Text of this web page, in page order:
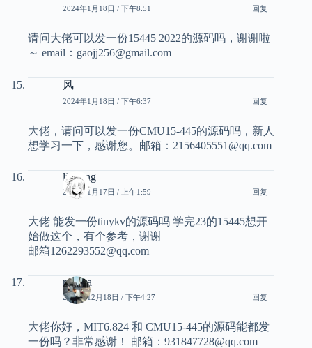
2024年1月18日 / 下午8:51 回复
请问大佬可以发一份15445 2022的源码吗，谢谢啦
～ email：gaojj256@gmail.com
风
2024年1月18日 / 下午6:37 回复
大佬，请问可以发一份CMU15-445的源码吗，新人
想学习一下，感谢您。邮箱：2156405551@qq.com
liyilong
2024年1月17日 / 上午1:59 回复
大佬 能发一份tinykv的源码吗 学完23的15445想开
始做这个，有个参考，谢谢
邮箱1262293552@qq.com
replica
2023年12月18日 / 下午4:27 回复
大佬你好，MIT6.824 和 CMU15-445的源码能都发
一份吗？非常感谢！ 邮箱：931847728@qq.com